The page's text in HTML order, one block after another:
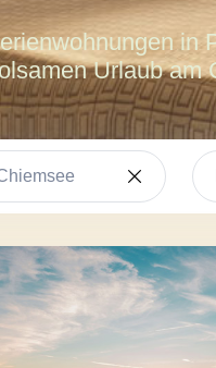
in
Urlaub am